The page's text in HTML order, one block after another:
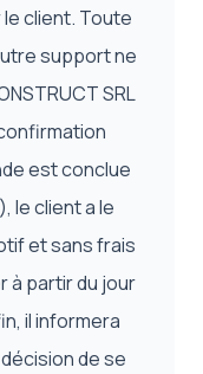
client. Toute
support ne
SRL
est conclue
le client a le
et sans frais
à partir du jour
il informera
décision de se